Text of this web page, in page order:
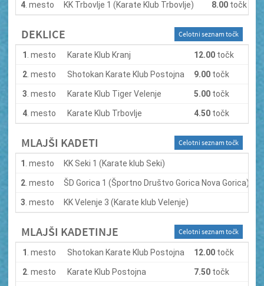
4 . mesto KK Trbovlje 1 (Karate Klub Trbovlje) 8.00 točk
DEKLICE Celotni seznam točk
1 . mesto Karate Klub Kranj 12.00 točk
2 . mesto Shotokan Karate Klub Postojna 9.00 točk
3 . mesto Karate Klub Tiger Velenje 5.00 točk
4 . mesto Karate Klub Trbovlje 4.50 točk
MLAJŠI KADETI Celotni seznam točk
1 . mesto KK Seki 1 (Karate klub Seki)
2 . mesto ŠD Gorica 1 (Športno Društvo Gorica Nova Gorica)
3 . mesto KK Velenje 3 (Karate klub Velenje)
MLAJŠI KADETINJE Celotni seznam točk
1 . mesto Shotokan Karate Klub Postojna 12.00 točk
2 . mesto Karate Klub Postojna 7.50 točk